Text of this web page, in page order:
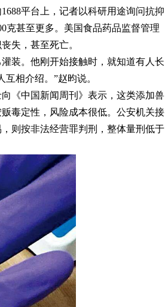
平台上，记者以科研用途询问抗抑
克甚至更多。美国食品药品监督管理
失，甚至死亡。
装。他刚开始接触时，就知道有人长
相介绍。”赵昀说。
《中国新闻周刊》表示，这类添加兽
毒定性，风险成本很低。公安机关接
则按非法经营罪判刑，整体量刑低于